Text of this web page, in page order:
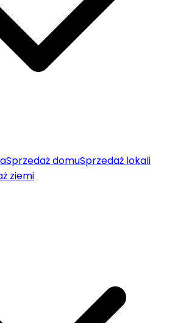
Sprzedaż domuSprzedaż lokali
ziemi